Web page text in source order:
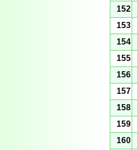
152
153
154
155
156
157
158
159
160